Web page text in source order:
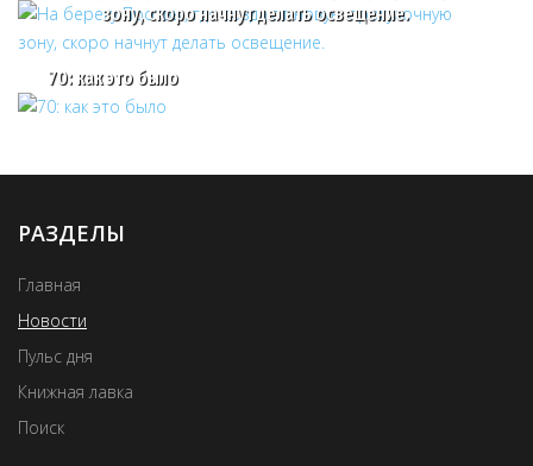
зону, скоро начнут делать освещение.
70: как это было
РАЗДЕЛЫ
Главная
Новости
Пульс дня
Книжная лавка
Поиск